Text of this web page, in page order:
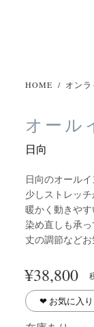
HOME / オン
オール
日向
日向のオールイ
少しストレッ
暖かく動きやす
染め直しも承っ
丈の調節などお
¥38,800
❤︎ お気に入